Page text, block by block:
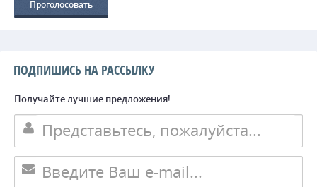
ПОДПИШИСЬ НА РАССЫЛКУ
Получайте лучшие предложения!